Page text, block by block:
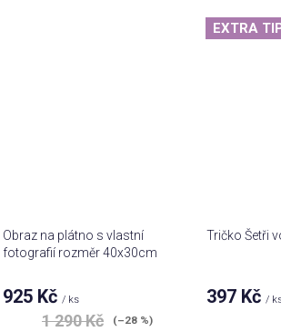
Obraz na plátno s vlastní
fotografií rozměr 40x30cm
925 Kč/ ks
1 290 Kč (–28 %)
EXTRA
Tričko Šetři
397 Kč/